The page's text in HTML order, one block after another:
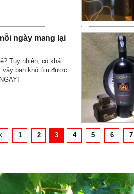
ngày mang lại
Tuy nhiên, có khá
vậy bạn khó tìm được
1 2 3 4 5 6 7